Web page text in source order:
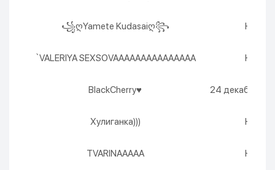
꧁ღYamete Kudasaiღ꧂
`VALERIYA SEXSOVAAAAAAAAAAAAAAA
BlackCherry♥ 24 декабря
Хулиганка)))
TVARINAAAAA